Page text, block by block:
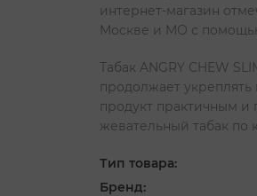
интернет-магазин
Москве и МО с
Табак ANGRY CHEW
продолжает укреплять
продукт практичным и
жевательный табак по
Тип товара:
Бренд: